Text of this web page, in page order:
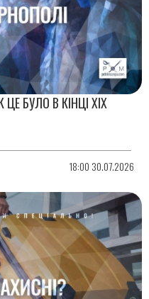
БУЛО В КІНЦІ ХІХ
18:00 30.07.2026